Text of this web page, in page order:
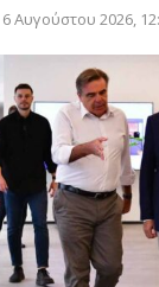
Αυγούστου 2026,